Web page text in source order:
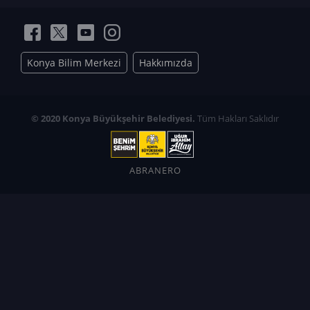
Konya Bilim Merkezi Hakkımızda
© 2020 Konya Büyükşehir Belediyesi. Tüm Hakları Saklıdır
ABRANERO